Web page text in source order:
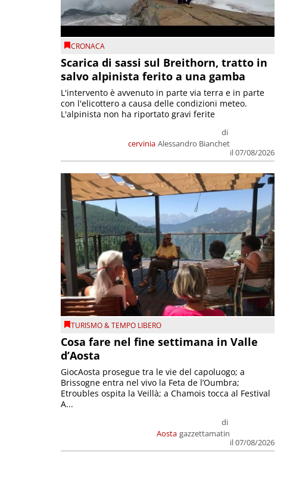
CRONACA
Scarica di sassi sul Breithorn, tratto in
salvo alpinista ferito a una gamba
cervinia
di
Alessandro Bianchet
il 07/08/2026
L'intervento è avvenuto in parte via terra e in parte
con l'elicottero a causa delle condizioni meteo.
L'alpinista non ha riportato gravi ferite
TURISMO & TEMPO LIBERO
Cosa fare nel fine settimana in Valle
d’Aosta
Aosta
di
gazzettamatin
il 07/08/2026
GiocAosta prosegue tra le vie del capoluogo; a
Brissogne entra nel vivo la Feta de l’Oumbra;
Etroubles ospita la Veillà; a Chamois tocca al Festival
A...